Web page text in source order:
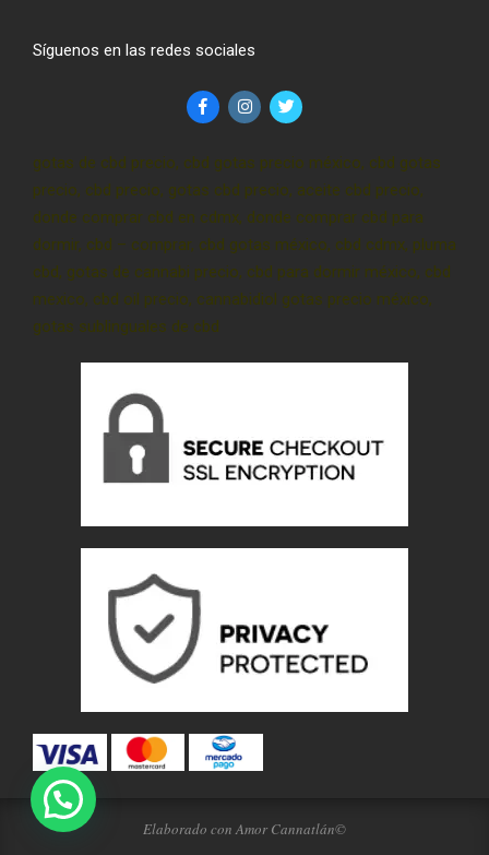
Síguenos en las redes sociales
gotas de cbd precio, cbd gotas precio méxico, cbd gotas
precio, cbd precio, gotas cbd precio, aceite cbd precio,
donde comprar cbd en cdmx, donde comprar cbd para
dormir, cbd – comprar, cbd gotas méxico, cbd cdmx, pluma
cbd, gotas de cannabi precio, cbd para dormir méxico, cbd
mexico, cbd oil precio, cannabidiol gotas precio méxico,
gotas sublinguales de cbd
Elaborado con Amor Cannatlán©